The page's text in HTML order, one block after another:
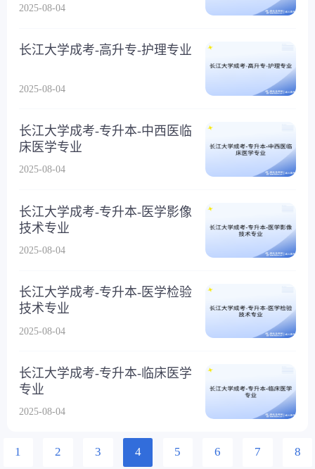
2025-08-04
长江大学成考-高升专-护理专业
2025-08-04
长江大学成考-专升本-中西医临
床医学专业
2025-08-04
长江大学成考-专升本-医学影像
技术专业
2025-08-04
长江大学成考-专升本-医学检验
技术专业
2025-08-04
长江大学成考-专升本-临床医学
专业
2025-08-04
1 2 3 4 5 6 7 8